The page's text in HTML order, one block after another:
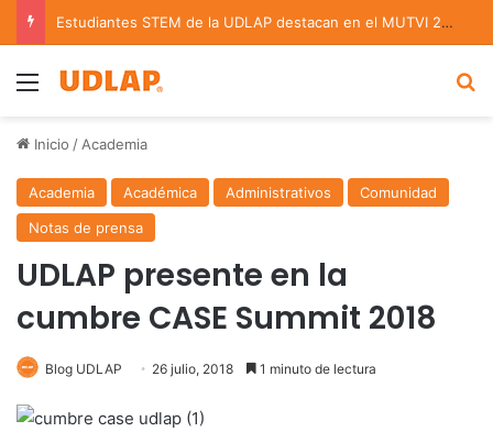
Estudiantes STEM de la UDLAP destacan en el MUTVI 2026
Menu
Inicio / Academia
Academia Académica Administrativos
Comunidad
Notas de prensa
UDLAP presente en la
cumbre CASE Summit 2018
Blog UDLAP 26 julio, 2018 1 minuto de lectura